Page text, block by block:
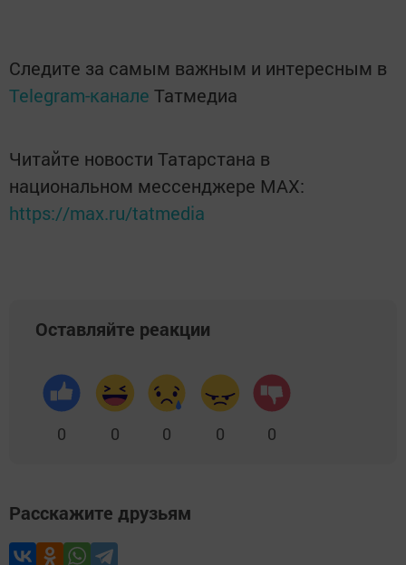
Следите за самым важным и интересным в
Telegram-канале Татмедиа
Читайте новости Татарстана в
национальном мессенджере MАХ:
https://max.ru/tatmedia
Оставляйте реакции
0 0 0 0 0
Расскажите друзьям